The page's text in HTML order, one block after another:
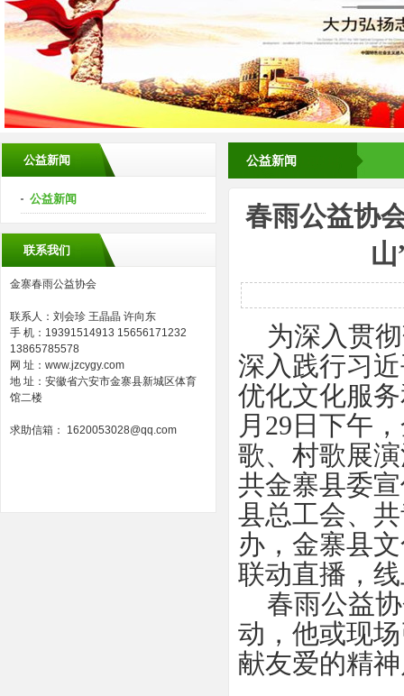
公益新闻
公益新闻
联系我们
金寨春雨公益协会
联系人：刘会珍 王晶晶 许向东
手 机：19391514913 15656171232
13865785578
网 址：www.jzcygy.com
地 址：安徽省六安市金寨县新城区体育
馆二楼
求助信箱： 1620053028@qq.com
公益新闻
春雨公益协
为深入贯彻
深入践行习
优化文化服
月29日下午
歌、村歌展
共金寨县委
县总工会、
办，金寨县
联动直播，
春雨公益协
动，他或现
献友爱的精